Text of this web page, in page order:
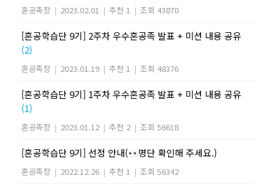
혼공족장 | 2023.02.01 | 추천 1 | 조회 43870
[혼공학습단 9기] 2주차 우수혼공족 발표 + 미션 내용 공유
(2)
혼공족장 | 2023.01.19 | 추천 1 | 조회 48376
[혼공학습단 9기] 1주차 우수혼공족 발표 + 미션 내용 공유
(1)
혼공족장 | 2023.01.12 | 추천 2 | 조회 56618
[혼공학습단 9기] 선정 안내( 명단 확인해 주세요.)
혼공족장 | 2022.12.26 | 추천 1 | 조회 56342